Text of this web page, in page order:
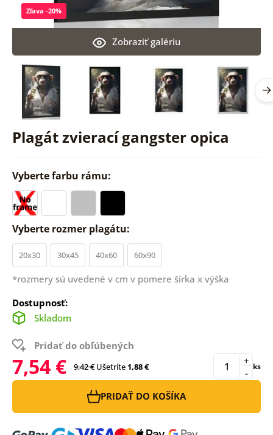
Plagát zvierací gangster opica
Zobraziť galériu
Zľava -20%
Vyberte farbu rámu:
Vyberte rozmer plagátu:
20x30 30x45 40x60 60x90
*rozmery sú uvedené v cm v pomere šírka x výška
Dostupnosť:
Skladom
Pridať do obľúbených
7,54 € 9,42 € Ušetríte1,88 € -
+ ks
PRIDAŤ DO KOŠÍKA